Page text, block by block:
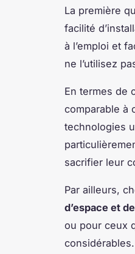
La première
facilité
à l’emploi et
ne l’utilisez
En termes de
comparable à
technologies
sacrifier leur
Par ailleurs,
d’espace et
ou pour ceux